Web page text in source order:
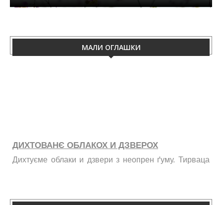
МАЛИ ОГЛАШКИ
ДИХТОВАНЄ ОБЛАКОХ И ДЗВЕРОХ
Дихтуєме облаки и дзвери з неопрен ґуму. Тирваца